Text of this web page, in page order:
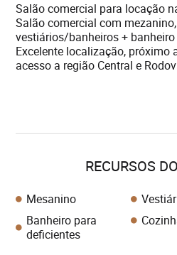
Salão comercial para locação
Salão comercial com
vestiários/banheiros +
Excelente localização, próximo
acesso a região Central e
RECURSOS
Mesanino
Banheiro para
deficientes